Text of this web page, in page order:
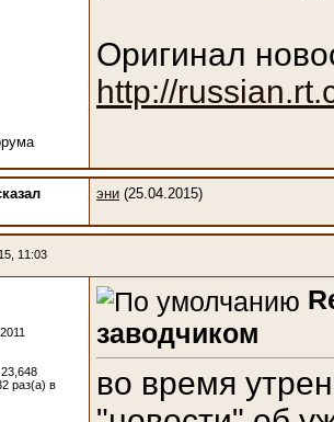
Оригинал
http://
эни (25.04.2015)
11:03
раз(а) в
заводчиком
во время